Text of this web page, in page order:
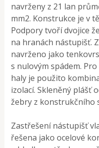
navrženy z 21 lan
mm2. Konstrukce je v
Podpory tvoří dvojice
na hranách nástupišť.
navrženo jako
s nulovým spádem.
haly je použito
izolací. Skleněný plášť
žebry z konstrukčního
Zastřešení nástupišť
řešena jako ocelové